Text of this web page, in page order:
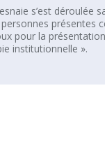
s’est déroulée
présentes
pour la
institutionnelle ».